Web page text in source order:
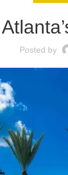
Posted by